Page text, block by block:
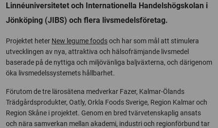
Linnéuniversitetet och Internationella Handelshögskolan i
Jönköping (JIBS) och flera livsmedelsföretag.
Projektet heter New legume foodsoch har som mål att stimulera
utvecklingen av nya, attraktiva och hälsofrämjande livsmedel
baserade på de nyttiga och miljövänliga baljväxterna, och därigenom
öka livsmedelssystemets hållbarhet.
Förutom de tre lärosätena medverkar Fazer, Kalmar-Ölands
Trädgårdsprodukter, Oatly, Orkla Foods Sverige, Region Kalmar och
Region Skåne i projektet. Genom en bred tvärvetenskaplig ansats
och nära samverkan mellan akademi, industri och regionförbund tar